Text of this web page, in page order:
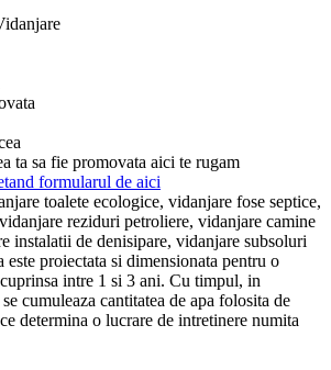
ta sa fie promovata aici te rugam
formularul de aici
toalete ecologice, vidanjare fose septice,
reziduri petroliere, vidanjare camine
instalatii de denisipare, vidanjare subsoluri
este proiectata si dimensionata pentru o
intre 1 si 3 ani. Cu timpul, in
cumuleaza cantitatea de apa folosita de
determina o lucrare de intretinere numita